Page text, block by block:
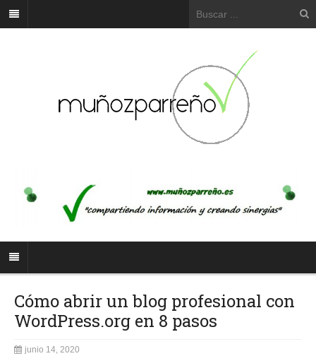
Cómo abrir un blog profesional con
WordPress.org en 8 pasos
junio 14, 2020